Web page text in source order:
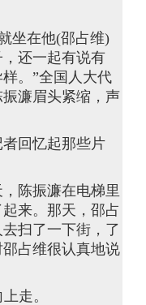
坐在他(邵占维)
还一起有说有
。”全国人大代
濂眉头紧缩，声
回忆起那些片
陈振濂在电梯里
来。那天，邵占
扫了一下街，了
占维很认真地说
走。